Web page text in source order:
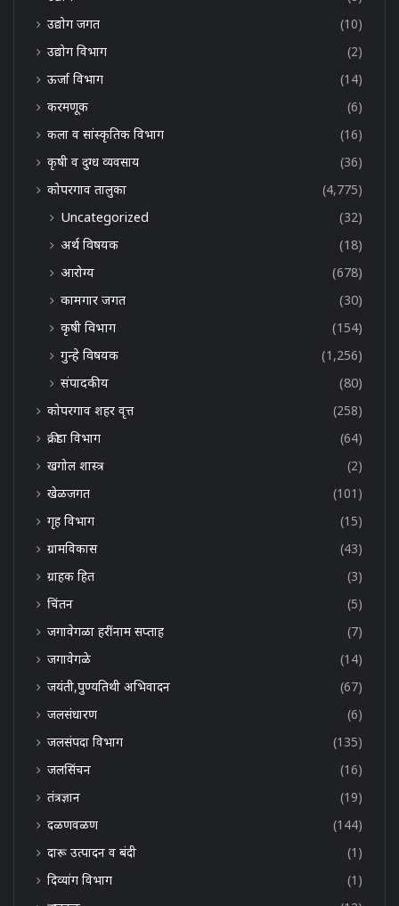
उद्योग जगत
(10)
उद्योग विभाग
(2)
ऊर्जा विभाग
(14)
करमणूक
(6)
कला व सांस्कृतिक विभाग
(16)
कृषी व दुग्ध व्यवसाय
(36)
कोपरगाव तालुका
(4,775)
Uncategorized
(32)
अर्थ विषयक
(18)
आरोग्य
(678)
कामगार जगत
(30)
कृषी विभाग
(154)
गुन्हे विषयक
(1,256)
संपादकीय
(80)
कोपरगाव शहर वृत्त
(258)
क्रीडा विभाग
(64)
खगोल शास्त्र
(2)
खेळजगत
(101)
गृह विभाग
(15)
ग्रामविकास
(43)
ग्राहक हित
(3)
चिंतन
(5)
जगावेगळा हरींनाम सप्ताह
(7)
जगावेगळे
(14)
जयंती,पुण्यतिथी अभिवादन
(67)
जलसंधारण
(6)
जलसंपदा विभाग
(135)
जलसिंचन
(16)
तंत्रज्ञान
(19)
दळणवळण
(144)
दारू उत्पादन व बंदी
(1)
दिव्यांग विभाग
(1)